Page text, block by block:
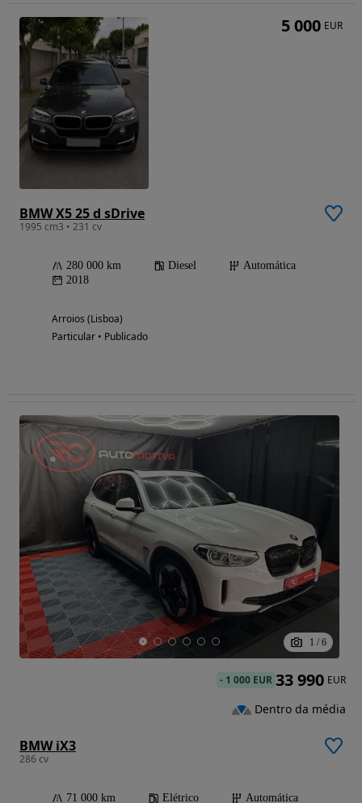
BMW X5 25 d sDrive
1995 cm3 • 231 cv
280 000 km Diesel
Automática
2018
Arroios (Lisboa)
Particular • Publicado
5 000 EUR
1 / 6
BMW iX3
286 cv
71 000 km Elétrico Automática
- 1 000 EUR 33 990 EUR
Dentro da média